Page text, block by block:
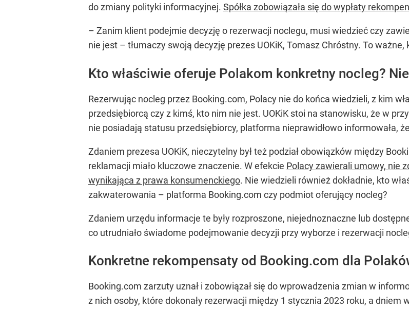
do zmiany polityki informacyjnej. Spółka zobowiązała się do wypłaty
– Zanim klient podejmie decyzję o rezerwacji noclegu, musi wiedzieć czy
nie jest – tłumaczy swoją decyzję prezes UOKiK, Tomasz Chróstny. To
Kto właściwie oferuje Polakom konkretny nocleg?
Rezerwując nocleg przez Booking.com, Polacy nie do końca wiedzieli, z kim
przedsiębiorcą czy z kimś, kto nim nie jest. UOKiK stoi na stanowisku, że w
nie posiadają statusu przedsiębiorcy, platforma nieprawidłowo informowała,
Zdaniem prezesa UOKiK, nieczytelny był też podział obowiązków między
reklamacji miało kluczowe znaczenie. W efekcie Polacy zawierali umowy, nie
wynikająca z prawa konsumenckiego. Nie wiedzieli również dokładnie, kto
zakwaterowania – platforma Booking.com czy podmiot oferujący nocleg?
Zdaniem urzędu informacje te były rozproszone, niejednoznaczne lub
co utrudniało świadome podejmowanie decyzji przy wyborze i rezerwacji
Konkretne rekompensaty od Booking.com dla
Booking.com zarzuty uznał i zobowiązał się do wprowadzenia zmian w
z nich osoby, które dokonały rezerwacji między 1 stycznia 2023 roku, a